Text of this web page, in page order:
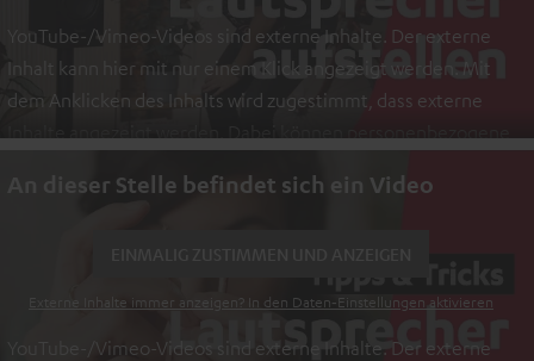
YouTube-/Vimeo-Videos sind externe Inhalte. Der externe
Inhalt kann hier mit nur einem Klick angezeigt werden. Mit
dem Anklicken des Inhalts wird zugestimmt, dass externe
Inhalte angezeigt werden. Dabei können personenbezogene
Informationen sind in der Datenschutzerklärung unter I zu
An dieser Stelle befindet sich ein Video
Externe Inhalte immer anzeigen? In den Daten‑Einstellungen aktivieren
YouTube-/Vimeo-Videos sind externe Inhalte. Der externe